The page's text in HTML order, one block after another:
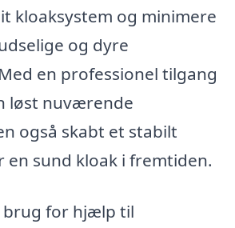
kloaksystem og minimere
og dyre
en professionel tilgang
løst nuværende
også skabt et stabilt
sund kloak i fremtiden.
brug for hjælp til